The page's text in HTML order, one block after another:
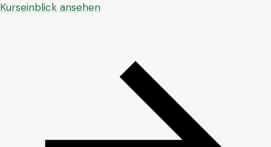
Kurseinblick ansehen